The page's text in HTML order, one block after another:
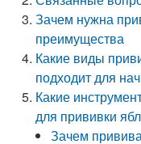
Зачем нужна
преимущества
Какие виды
подходит для
Какие
для прививки
Зачем